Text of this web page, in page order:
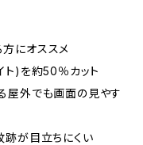
にオススメ
ト)を約50％カット
屋外でも画面の見やす
跡が目立ちにくい